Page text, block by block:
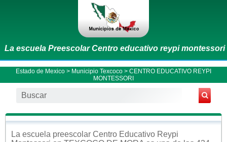
La escuela Preescolar Centro educativo reypi montessori
Estado de Mexico > Municipio Texcoco > CENTRO EDUCATIVO REYPI
MONTESSORI
La escuela preescolar Centro Educativo Reypi